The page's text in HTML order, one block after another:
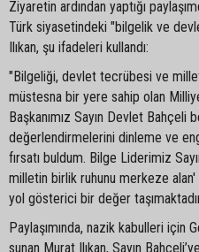
Ziyaretin ardından yaptığı
Türk siyasetindeki "bilgelik ve
Ilıkan, şu ifadeleri kullandı:
"Bilgeliği, devlet tecrübesi ve
müstesna bir yere sahip olan
Başkanımız Sayın Devlet
değerlendirmelerini dinleme ve
fırsatı buldum. Bilge Liderimiz
milletin birlik ruhunu merkeze alan'
yol gösterici bir değer
Paylaşımında, nazik kabulleri için
sunan Murat Ilıkan, Sayın